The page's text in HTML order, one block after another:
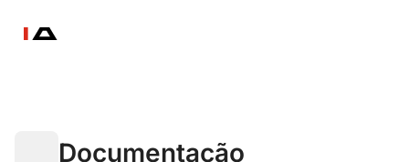
Documentação